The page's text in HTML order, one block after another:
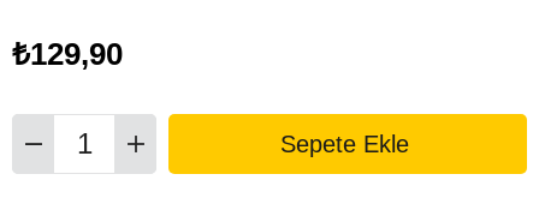
₺129,90